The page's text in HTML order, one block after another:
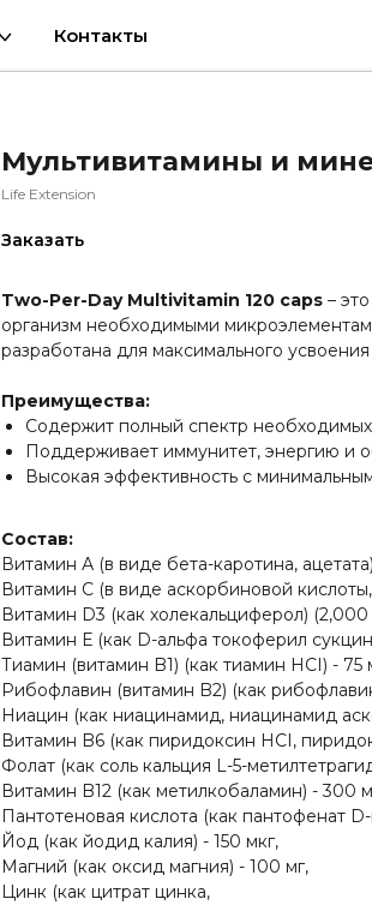
Контакты
Мультивитамины и
Life Extension
Заказать
Two-Per-Day Multivitamin 120 caps –
организм необходимыми
разработана для максимального
Преимущества:
Содержит полный спектр
Поддерживает иммунитет, энергию и
Высокая эффективность с
Состав:
Витамин А (в виде бета-каротина,
Витамин С (в виде аскорбиновой
Витамин D3 (как холекальциферол)
Витамин Е (как D-альфа токоферил
Тиамин (витамин B1) (как тиамин HCI) - 75
Рибофлавин (витамин B2) (как
Ниацин (как ниацинамид, ниацинамид
Витамин B6 (как пиридоксин HCI,
Фолат (как соль кальция L-5-
Витамин B12 (как метилкобаламин) - 300
Пантотеновая кислота (как пантофенат
Йод (как йодид калия) - 150 мкг,
Магний (как оксид магния) - 100 мг,
Цинк (как цитрат цинка,